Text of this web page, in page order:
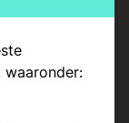
waaronder: